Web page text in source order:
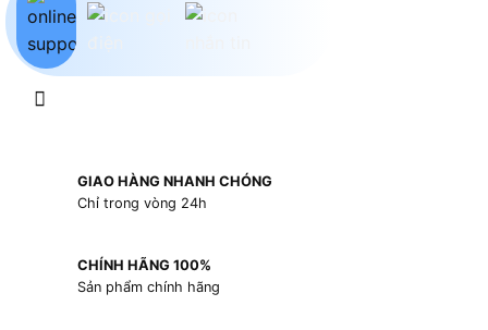
GIAO HÀNG NHANH CHÓNG
Chỉ trong vòng 24h
CHÍNH HÃNG 100%
Sản phẩm chính hãng